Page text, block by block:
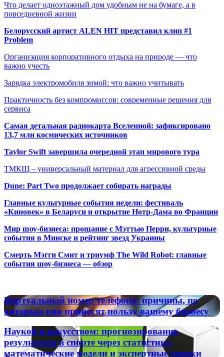
Что делает одноэтажный дом удобным не на бумаге, а в
повседневной жизни
Белорусский артист ALEN HIT представил клип #1
Problem
Организация корпоративного отдыха на природе — что
важно учесть
Зарядка электромобиля зимой: что важно учитывать
Практичность без компромиссов: современные решения для
сервиса
Самая детальная радиокарта Вселенной: зафиксировано
13,7 млн космических источников
Taylor Swift завершила очередной этап мирового тура
ТМКЩ – универсальный материал для агрессивной среды
Dune: Part Two продолжает собирать награды
Главные культурные события недели: фестиваль
«Киновек» в Беларуси и открытие Нотр-Дама во Франции
Мир шоу-бизнеса: прощание с Мэттью Перри, культурные
события в Минске и рейтинг звезд Украины
Смерть Мэгги Смит и триумф The Wild Robot: главные
события шоу-бизнеса — обзор
Виртуальный
номер
телефона:
причины,
по
которым
они
Виртуальный номер телефона: причины, по
которым они приносят пользу вашему бизнесу
Наукой
и
искусством:
Наукой и искусством: прогнозирование
результатов в спорте через статистику,
математические модели и экспертные оценки